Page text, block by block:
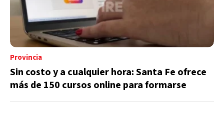
Provincia
Sin costo y a cualquier hora: Santa Fe ofrece
más de 150 cursos online para formarse